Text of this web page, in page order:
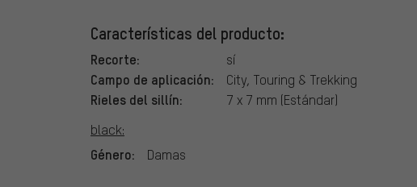
Características del producto:
Recorte: sí
Campo de aplicación: City, Touring & Trekking
Rieles del sillín:
7 x 7 mm (Estándar)
black:
Género: Damas